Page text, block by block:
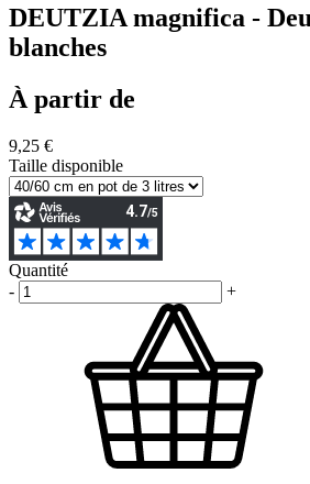
DEUTZIA magnifica -
blanches
À partir de
9,25 €
Taille disponible
Quantité
-
+